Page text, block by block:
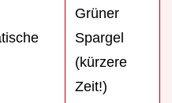
Grüner
Spargel
(kürzere
Zeit!)